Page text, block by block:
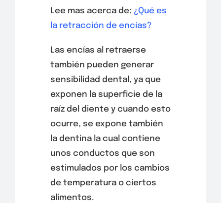
Lee mas acerca de: ¿Qué es
la retracción de encías?
Las encías al retraerse
también pueden generar
sensibilidad dental, ya que
exponen la superficie de la
raíz del diente y cuando esto
ocurre, se expone también
la dentina la cual contiene
unos conductos que son
estimulados por los cambios
de temperatura o ciertos
alimentos.